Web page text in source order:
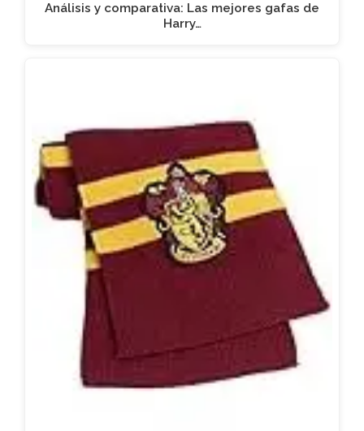
Análisis y comparativa: Las mejores gafas de
Harry…